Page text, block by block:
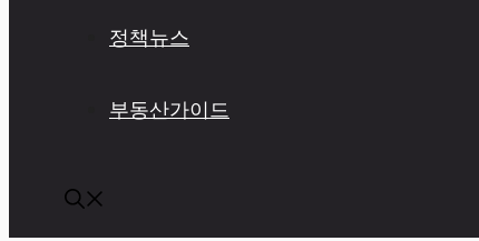
정책뉴스
부동산가이드